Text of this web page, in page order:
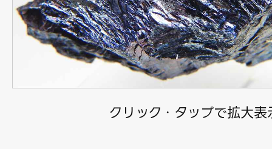
クリック・タップで拡大表